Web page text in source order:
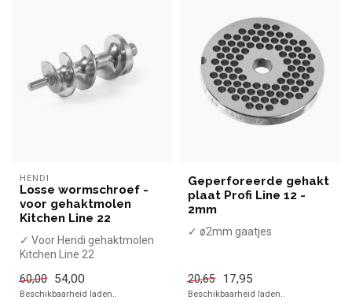
HENDI
Losse wormschroef -
voor gehaktmolen
Kitchen Line 22
✓ Voor Hendi gehaktmolen
Kitchen Line 22
60,00
54,00
Beschikbaarheid laden..
Geperforeerde gehakt
plaat Profi Line 12 -
2mm
✓ ø2mm gaatjes
20,65 17,95
Beschikbaarheid laden..